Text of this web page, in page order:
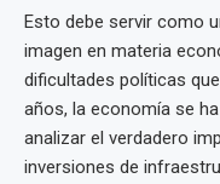
Esto debe servir como
imagen en materia
dificultades políticas
años, la economía se
analizar el verdadero
inversiones de